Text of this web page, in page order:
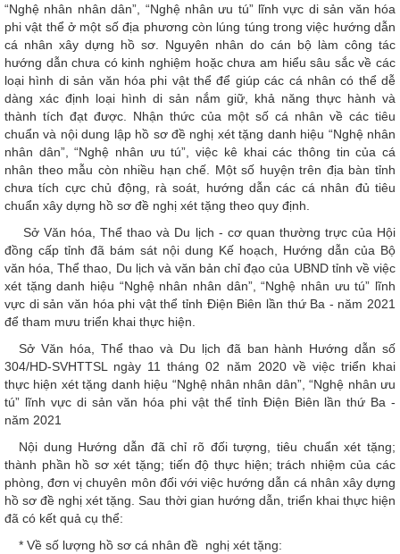
“Nghệ nhân nhân dân”, “Nghệ nhân ưu tú” lĩnh vực di sản văn hóa
phi vật thể ở một số địa phương còn lúng túng trong việc hướng dẫn
cá nhân xây dựng hồ sơ. Nguyên nhân do cán bộ làm công tác
hướng dẫn chưa có kinh nghiệm hoặc chưa am hiểu sâu sắc về các
loại hình di sản văn hóa phi vật thể để giúp các cá nhân có thể dễ
dàng xác định loại hình di sản nắm giữ, khả năng thực hành và
thành tích đạt được. Nhận thức của một số cá nhân về các tiêu
chuẩn và nội dung lập hồ sơ đề nghị xét tặng danh hiệu “Nghệ nhân
nhân dân”, “Nghệ nhân ưu tú”, việc kê khai các thông tin của cá
nhân theo mẫu còn nhiều hạn chế. Một số huyện trên địa bàn tỉnh
chưa tích cực chủ động, rà soát, hướng dẫn các cá nhân đủ tiêu
chuẩn xây dựng hồ sơ đề nghị xét tặng theo quy định.
Sở Văn hóa, Thể thao và Du lịch - cơ quan thường trực của Hội
đồng cấp tỉnh đã bám sát nội dung Kế hoạch, Hướng dẫn của Bộ
văn hóa, Thể thao, Du lịch và văn bản chỉ đạo của UBND tỉnh về việc
xét tặng danh hiệu “Nghệ nhân nhân dân”, “Nghệ nhân ưu tú” lĩnh
vực di sản văn hóa phi vật thể tỉnh Điện Biên lần thứ Ba - năm 2021
để tham mưu triển khai thực hiện.
Sở Văn hóa, Thể thao và Du lịch đã ban hành Hướng dẫn số
304/HD-SVHTTSL ngày 11 tháng 02 năm 2020 về việc triển khai
thực hiện xét tặng danh hiệu “Nghệ nhân nhân dân”, “Nghệ nhân ưu
tú” lĩnh vực di sản văn hóa phi vật thể tỉnh Điện Biên lần thứ Ba -
năm 2021
Nội dung Hướng dẫn đã chỉ rõ đối tượng, tiêu chuẩn xét tặng;
thành phần hồ sơ xét tặng; tiến độ thực hiện; trách nhiệm của các
phòng, đơn vị chuyên môn đối với việc hướng dẫn cá nhân xây dựng
hồ sơ đề nghị xét tặng. Sau thời gian hướng dẫn, triển khai thực hiện
đã có kết quả cụ thể:
* Về số lượng hồ sơ cá nhân đề nghị xét tặng: